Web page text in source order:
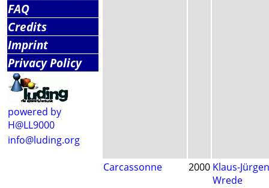
FAQ
Credits
Imprint
Privacy Policy
powered by
H@LL9000
info@luding.org
Carcassonne 2000 Klaus-Jürgen
Wrede